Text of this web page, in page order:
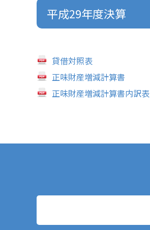
平成29年度決算
貸借対照表
正味財産増減計算書
正味財産増減計算書内訳表